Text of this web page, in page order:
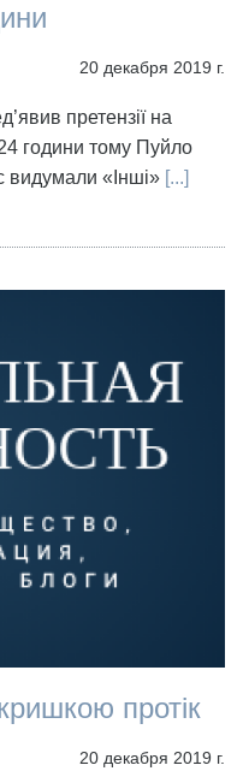
20 декабря 2019 г.
претензії на
години тому Пуйло
видумали «Інші» [...]
протік
20 декабря 2019 г.